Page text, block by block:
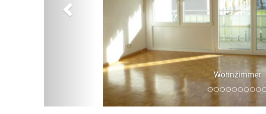
Wohnzimmer